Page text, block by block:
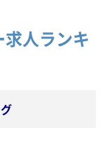
人ランキ